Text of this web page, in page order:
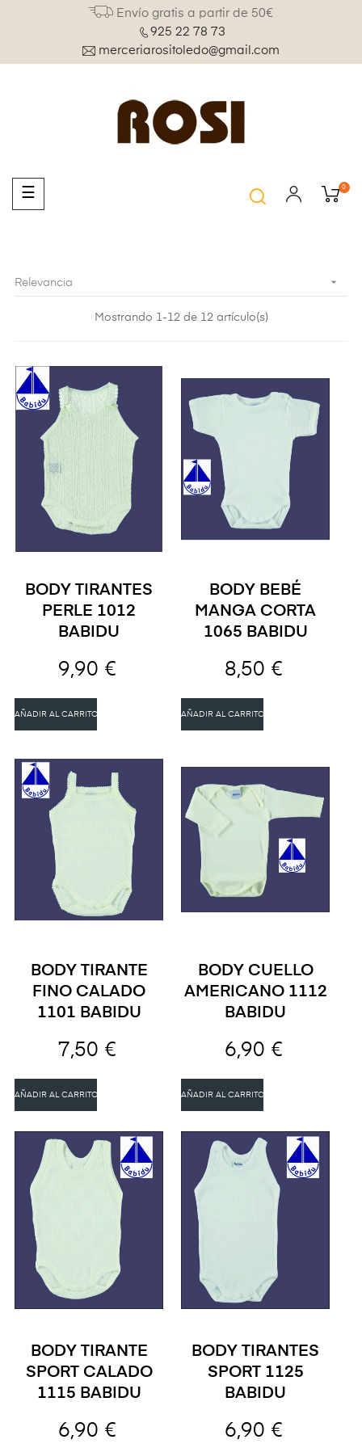
Envío gratis a partir de 50€
925 22 78 73
merceriarositoledo@gmail.com
Navegación
de
☰ 0
Relevancia 
Mostrando 1-12 de 12 artículo(s)
BODY TIRANTES
PERLE 1012
BABIDU
9,90 €
AÑADIR AL CARRITO
BODY BEBÉ
MANGA CORTA
1065 BABIDU
8,50 €
AÑADIR AL CARRITO
BODY TIRANTE
FINO CALADO
1101 BABIDU
7,50 €
AÑADIR AL CARRITO
BODY CUELLO
AMERICANO 1112
BABIDU
6,90 €
AÑADIR AL CARRITO
BODY TIRANTE
SPORT CALADO
1115 BABIDU
6,90 €
BODY TIRANTES
SPORT 1125
BABIDU
6,90 €